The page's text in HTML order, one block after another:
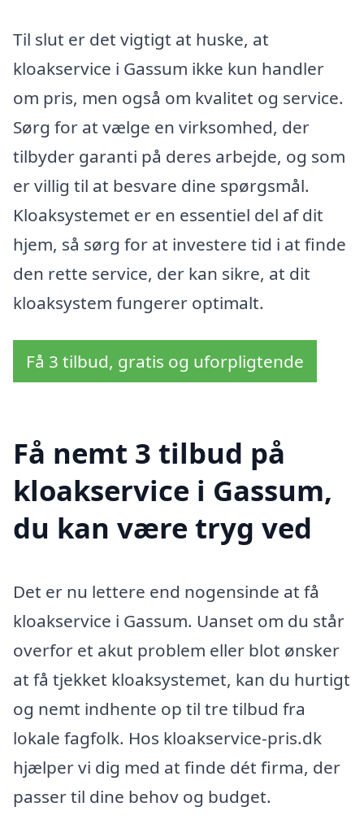
Til slut er det vigtigt at huske, at
kloakservice i Gassum ikke kun handler
om pris, men også om kvalitet og service.
Sørg for at vælge en virksomhed, der
tilbyder garanti på deres arbejde, og som
er villig til at besvare dine spørgsmål.
Kloaksystemet er en essentiel del af dit
hjem, så sørg for at investere tid i at finde
den rette service, der kan sikre, at dit
kloaksystem fungerer optimalt.
Få 3 tilbud, gratis og uforpligtende
Få nemt 3 tilbud på
kloakservice i Gassum,
du kan være tryg ved
Det er nu lettere end nogensinde at få
kloakservice i Gassum. Uanset om du står
overfor et akut problem eller blot ønsker
at få tjekket kloaksystemet, kan du hurtigt
og nemt indhente op til tre tilbud fra
lokale fagfolk. Hos kloakservice-pris.dk
hjælper vi dig med at finde dét firma, der
passer til dine behov og budget.